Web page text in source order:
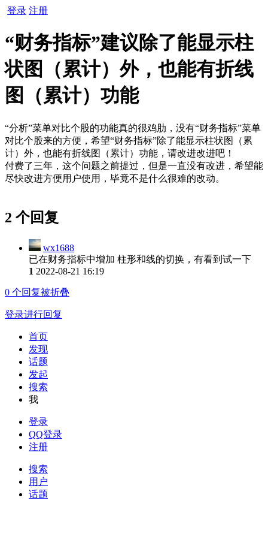
登录 注册
“财务指标”建议除了能显示柱
状图（累计）外，也能有折线
图（累计）功能
“分析”菜单对比个股的功能真的很鸡肋，没有“财务指标”菜单
对比个股来的方便，希望“财务指标”除了能显示柱状图（累
计）外，也能有折线图（累计）功能，请改进改进吧！
付费了三年，这个问题之前提过，但是一直没有改进，希望能
尽快改进方便用户使用，毕竟不是什么很难的改动。
2 个回复
wx1688
已在财务指标中增加 柱形和线的切换，有看到试一下
1 2022-08-21 16:19
0 个回复被折叠
登录进行回复
首页
发现
话题
发起
搜索
我
登录
QQ登录
注册
搜索
用户
话题